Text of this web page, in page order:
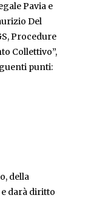
Pavia e
Del
Procedure
Collettivo”,
punti:
della
darà diritto